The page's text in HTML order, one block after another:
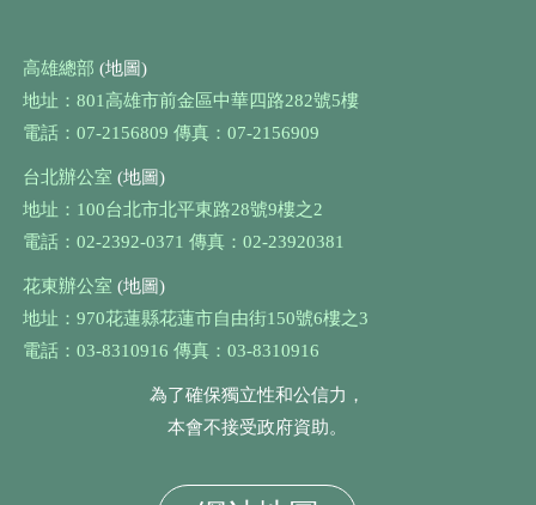
高雄總部 (地圖)
地址：801高雄市前金區中華四路282號5樓
電話：07-2156809 傳真：07-2156909
台北辦公室 (地圖)
地址：100台北市北平東路28號9樓之2
電話：02-2392-0371 傳真：02-23920381
花東辦公室 (地圖)
地址：970花蓮縣花蓮市自由街150號6樓之3
電話：03-8310916 傳真：03-8310916
為了確保獨立性和公信力，
本會不接受政府資助。